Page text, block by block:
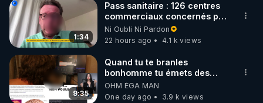
1:34
Pass sanitaire : 126 centres
commerciaux concernés par
l'obligation dans toute la
France
Ni Oubli Ni Pardon
22 hours ago
4.1 k views
9:35
Quand tu te branles
bonhomme tu émets des
ondes ils ont juste omis de
t'expliquer
OHM ÉGA MAN
One day ago
3.9 k views